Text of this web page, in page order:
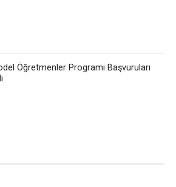
Öğretmenler Programı Başvuruları